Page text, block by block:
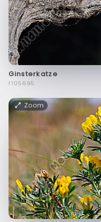
Ginsterkatze
f105695
Zoom